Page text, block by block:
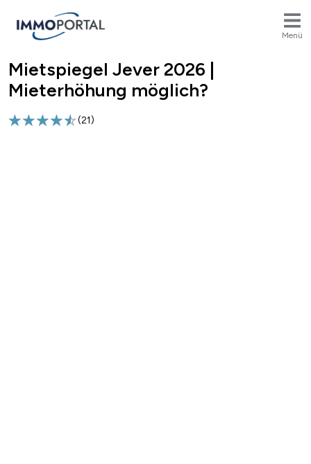
Menü
Breadcrumb
Mietspiegel Jever 2026 |
Mieterhöhung möglich?
(21)